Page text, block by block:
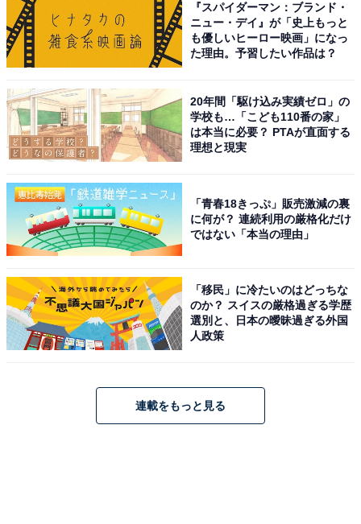
『スパイダーマン：ブランド・
ニュー・デイ』が「史上もっと
も優しいヒーロー映画」になっ
た理由。予習したい作品は？
20年間「駆け込み実績ゼロ」の
学校も…「こども110番の家」
は本当に必要？ PTAが直面する
理想と現実
「青春18きっぷ」販売激減の裏
に何が？ 連続利用の厳格化だけ
ではない「本当の理由」
「移民」に冷たいのはどっちな
のか？ スイスの厳格過ぎる学歴
選別と、日本の曖昧過ぎる外国
人政策
連載をもっと見る